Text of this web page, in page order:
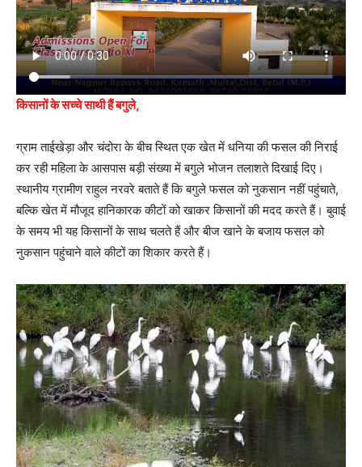
किसानों के सच्चे साथी हैं बगुले,
ग्राम ताईखेड़ा और चंदोरा के बीच स्थित एक खेत में धनिया की फसल की निराई
कर रही महिला के आसपास बड़ी संख्या में बगुले भोजन तलाशते दिखाई दिए।
स्थानीय ग्रामीण राहुल नरवरे बताते हैं कि बगुले फसल को नुकसान नहीं पहुंचाते,
बल्कि खेत में मौजूद हानिकारक कीटों को खाकर किसानों की मदद करते हैं। बुवाई
के समय भी यह किसानों के साथ चलते हैं और बीज खाने के बजाय फसल को
नुकसान पहुंचाने वाले कीटों का शिकार करते हैं।